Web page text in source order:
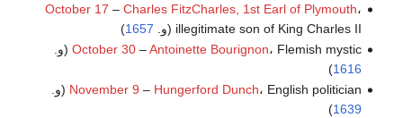
October 17 – Charles FitzCharles, 1st Earl of Plymouth،
illegitimate son of King Charles II (و.
1657
)
October 30–Antoinette Bourignon، Flemish mystic (و.
1616
)
November 9 – Hungerford Dunch، English politician (و.
1639
)